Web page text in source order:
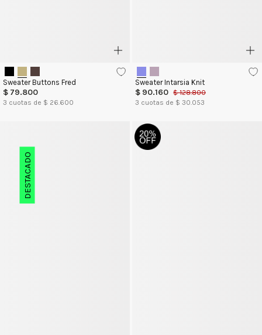
Sweater Buttons Fred
$ 79.800
3 cuotas de $ 26.600
Sweater Intarsia Knit
$ 90.160 $ 128.800
3 cuotas de $ 30.053
DESTACADO